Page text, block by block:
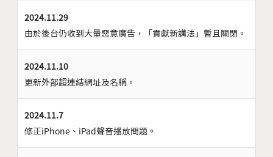
2024.11.29
由於後台仍收到大量惡意廣告，「貢獻新講法」暫且關閉。
2024.11.10
更新外部超連結網址及名稱。
2024.11.7
修正iPhone、iPad聲音播放問題。